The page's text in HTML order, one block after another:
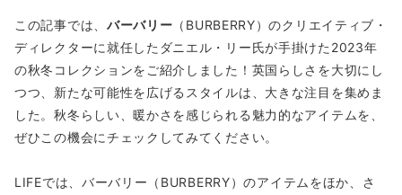
この記事では、 バーバリー （BURBERRY）のクリエイティブ・
ディレクターに就任したダニエル・リー氏が手掛けた2023年
の秋冬コレクションをご紹介しました！英国らしさを大切にし
つつ、新たな可能性を広げるスタイルは、大きな注目を集めま
した。秋冬らしい、暖かさを感じられる魅力的なアイテムを、
ぜひこの機会にチェックしてみてください。
LIFEでは、バーバリー（BURBERRY）のアイテムをほか、さ